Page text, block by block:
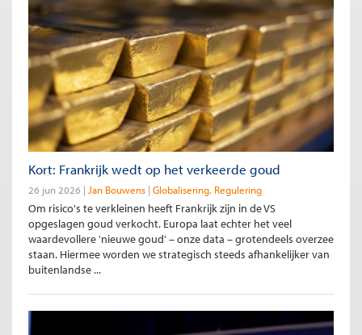
Kort: Frankrijk wedt op het verkeerde goud
26 jun 2026 Jan Bouwens Globalisering Regulering
Om risico's te verkleinen heeft Frankrijk zijn in de VS
opgeslagen goud verkocht. Europa laat echter het veel
waardevollere 'nieuwe goud' – onze data – grotendeels overzee
staan. Hiermee worden we strategisch steeds afhankelijker van
buitenlandse ...